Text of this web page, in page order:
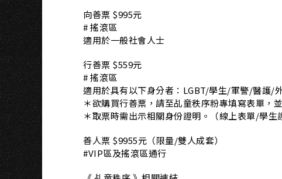
向善票 $995元
# 搖滾區
適用於一般社會人士
行善票 $559元
# 搖滾區
適用於具有以下身分者：LGBT/學生/軍警/醫護/
＊欲購買行善票，請至乩童秩序粉專填寫表單，
＊取票時需出示相關身份證明。（線上表單/學生
善人票 $9955元（限量/雙人成套）
#VIP區及搖滾區通行